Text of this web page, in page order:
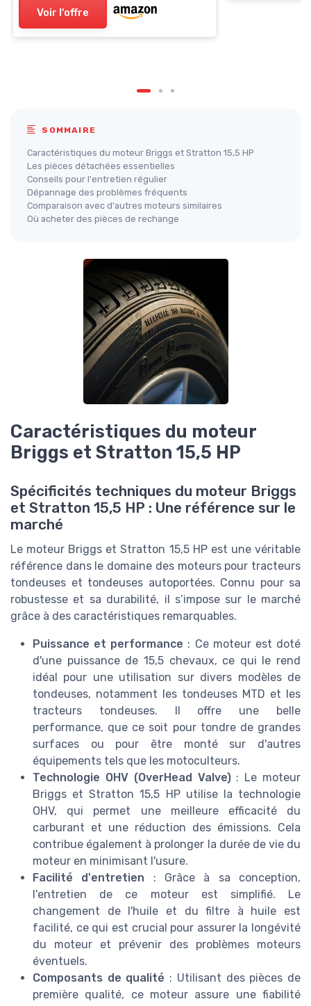
Voir l'offre
SOMMAIRE
Caractéristiques du moteur Briggs et Stratton 15,5 HP
Les pièces détachées essentielles
Conseils pour l'entretien régulier
Dépannage des problèmes fréquents
Comparaison avec d'autres moteurs similaires
Où acheter des pièces de rechange
Caractéristiques du moteur
Briggs et Stratton 15,5 HP
Spécificités techniques du moteur Briggs
et Stratton 15,5 HP : Une référence sur le
marché
Le moteur Briggs et Stratton 15,5 HP est une véritable
référence dans le domaine des moteurs pour tracteurs
tondeuses et tondeuses autoportées. Connu pour sa
robustesse et sa durabilité, il s’impose sur le marché
grâce à des caractéristiques remarquables.
Puissance et performance : Ce moteur est doté
d'une puissance de 15,5 chevaux, ce qui le rend
idéal pour une utilisation sur divers modèles de
tondeuses, notamment les tondeuses MTD et les
tracteurs tondeuses. Il offre une belle
performance, que ce soit pour tondre de grandes
surfaces ou pour être monté sur d'autres
équipements tels que les motoculteurs.
Technologie OHV (OverHead Valve): Le moteur
Briggs et Stratton 15,5 HP utilise la technologie
OHV, qui permet une meilleure efficacité du
carburant et une réduction des émissions. Cela
contribue également à prolonger la durée de vie du
moteur en minimisant l'usure.
Facilité d'entretien : Grâce à sa conception,
l'entretien de ce moteur est simplifié. Le
changement de l'huile et du filtre à huile est
facilité, ce qui est crucial pour assurer la longévité
du moteur et prévenir des problèmes moteurs
éventuels.
Composants de qualité : Utilisant des pièces de
première qualité, ce moteur assure une fiabilité